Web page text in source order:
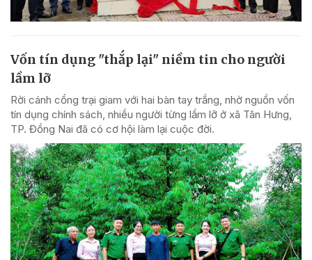
Vốn tín dụng "thắp lại" niềm tin cho người
lầm lỡ
Rời cánh cổng trại giam với hai bàn tay trắng, nhờ nguồn vốn
tín dụng chính sách, nhiều người từng lầm lỡ ở xã Tân Hưng,
TP. Đồng Nai đã có cơ hội làm lại cuộc đời.